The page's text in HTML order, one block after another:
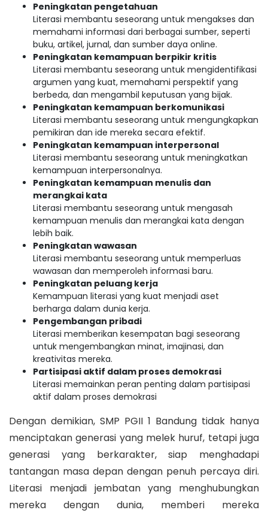
Peningkatan pengetahuan
Literasi membantu seseorang untuk mengakses dan
memahami informasi dari berbagai sumber, seperti
buku, artikel, jurnal, dan sumber daya online.
Peningkatan kemampuan berpikir kritis
Literasi membantu seseorang untuk mengidentifikasi
argumen yang kuat, memahami perspektif yang
berbeda, dan mengambil keputusan yang bijak.
Peningkatan kemampuan berkomunikasi
Literasi membantu seseorang untuk mengungkapkan
pemikiran dan ide mereka secara efektif.
Peningkatan kemampuan interpersonal
Literasi membantu seseorang untuk meningkatkan
kemampuan interpersonalnya.
Peningkatan kemampuan menulis dan
merangkai kata
Literasi membantu seseorang untuk mengasah
kemampuan menulis dan merangkai kata dengan
lebih baik.
Peningkatan wawasan
Literasi membantu seseorang untuk memperluas
wawasan dan memperoleh informasi baru.
Peningkatan peluang kerja
Kemampuan literasi yang kuat menjadi aset
berharga dalam dunia kerja.
Pengembangan pribadi
Literasi memberikan kesempatan bagi seseorang
untuk mengembangkan minat, imajinasi, dan
kreativitas mereka.
Partisipasi aktif dalam proses demokrasi
Literasi memainkan peran penting dalam partisipasi
aktif dalam proses demokrasi
Dengan demikian, SMP PGII 1 Bandung tidak hanya
menciptakan generasi yang melek huruf, tetapi juga
generasi yang berkarakter, siap menghadapi
tantangan masa depan dengan penuh percaya diri.
Literasi menjadi jembatan yang menghubungkan
mereka dengan dunia, memberi mereka